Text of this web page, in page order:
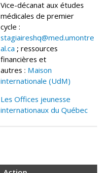
Vice-décanat aux études
médicales de premier
cycle :
stagiaireshq@med.umontre
al.ca ;ressources
financières et
autres : Maison
internationale (UdM)
Les Offices jeunesse
internationaux du Québec